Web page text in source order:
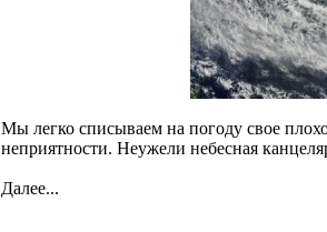
Мы легко списываем на погоду свое
неприятности. Неужели небесная
Далее...